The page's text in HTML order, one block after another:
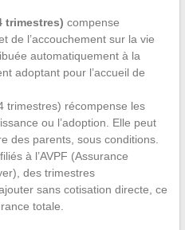
trimestres) compense
de l’accouchement sur la vie
automatiquement à la
adoptant pour l’accueil de
trimestres) récompense les
ou l’adoption. Elle peut
des parents, sous conditions.
à l’AVPF (Assurance
des trimestres
sans cotisation directe, ce
totale.